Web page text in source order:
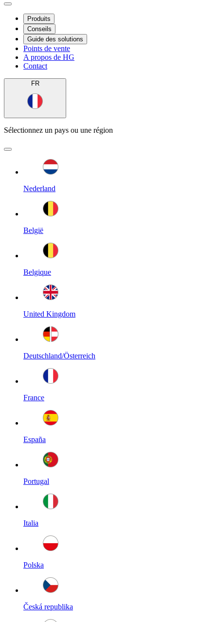
Produits
Conseils
Guide des solutions
Points de vente
A propos de HG
Contact
FR
Sélectionnez un pays ou une région
Nederland
België
Belgique
United Kingdom
Deutschland/Österreich
France
España
Portugal
Italia
Polska
Česká republika